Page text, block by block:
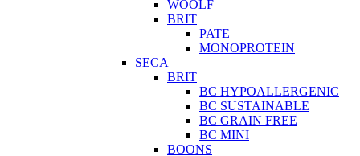
WOOLF
BRIT
PATE
MONOPROTEIN
SECA
BRIT
BC HYPOALLERGENIC
BC SUSTAINABLE
BC GRAIN FREE
BC MINI
BOONS